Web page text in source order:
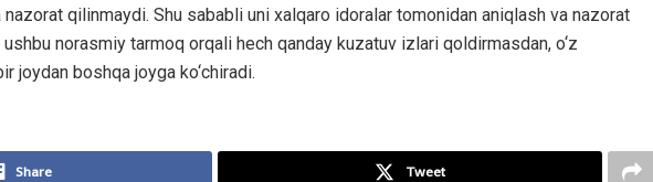
nazorat qilinmaydi. Shu sababli uni xalqaro idoralar tomonidan aniqlash va nazorat
norasmiy tarmoq orqali hech qanday kuzatuv izlari qoldirmasdan, o‘z
joydan boshqa joyga ko‘chiradi.
Share Tweet